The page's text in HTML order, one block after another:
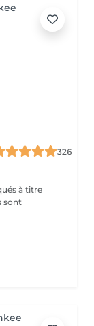
326
à titre
sont